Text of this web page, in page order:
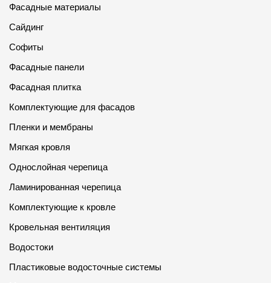
Фасадные материалы
Сайдинг
Софиты
Фасадные панели
Фасадная плитка
Комплектующие для фасадов
Пленки и мембраны
Мягкая кровля
Однослойная черепица
Ламинированная черепица
Комплектующие к кровле
Кровельная вентиляция
Водостоки
Пластиковые водосточные системы